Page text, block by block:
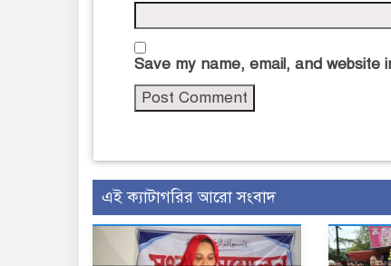
Save my name, email, and website
এই ক্যাটাগরির আরো সংবাদ